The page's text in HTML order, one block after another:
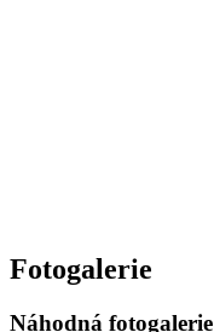
Fotogalerie
Náhodná fotogalerie